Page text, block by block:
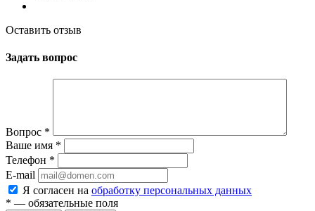
Оставить отзыв
Задать вопрос
Вопрос *
Ваше имя *
Телефон *
E-mail
Я согласен на обработку персональных данных
* — обязательные поля